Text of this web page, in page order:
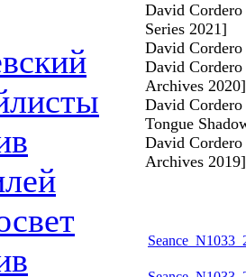
David
Series 2021]
David
David
Archives 2020]
David
Tongue
David
Archives 2019]